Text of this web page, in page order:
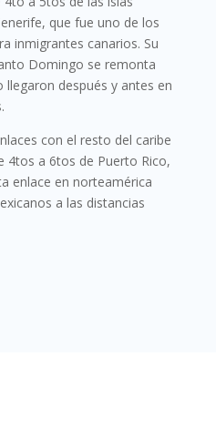
que fue uno de los
inmigrantes canarios. Su
Domingo se remonta
llegaron después y antes en
con el resto del caribe
4tos a 6tos de Puerto Rico,
enlace en norteamérica
a las distancias